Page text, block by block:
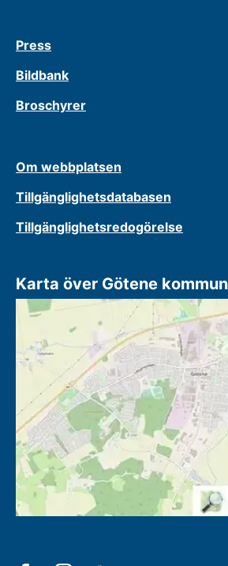
Press
Bildbank
Broschyrer
Om webbplatsen
Tillgänglighetsdatabasen
Tillgänglighetsredogörelse
Karta över Götene kommun